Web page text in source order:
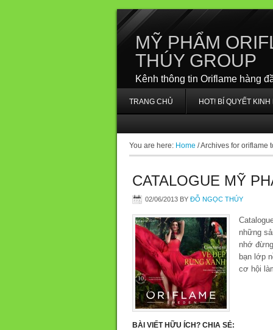
MỸ PHẨM
THÚY GROUP
Kênh thông tin Oriflame hàng
TRANG CHỦ HOT! BÍ QUYẾT
You are here: Home /Archives for oriflame
CATALOGUE MỸ
02/06/2013 BY ĐỖ NGỌC THÚY
những
nhớ
bạn lớp
cơ hội
BÀI VIẾT HỮU ÍCH? CHIA SẺ: